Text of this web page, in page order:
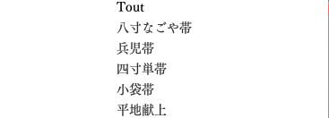
Tout
八寸なごや帯
兵児帯
四寸単帯
小袋帯
平地献上